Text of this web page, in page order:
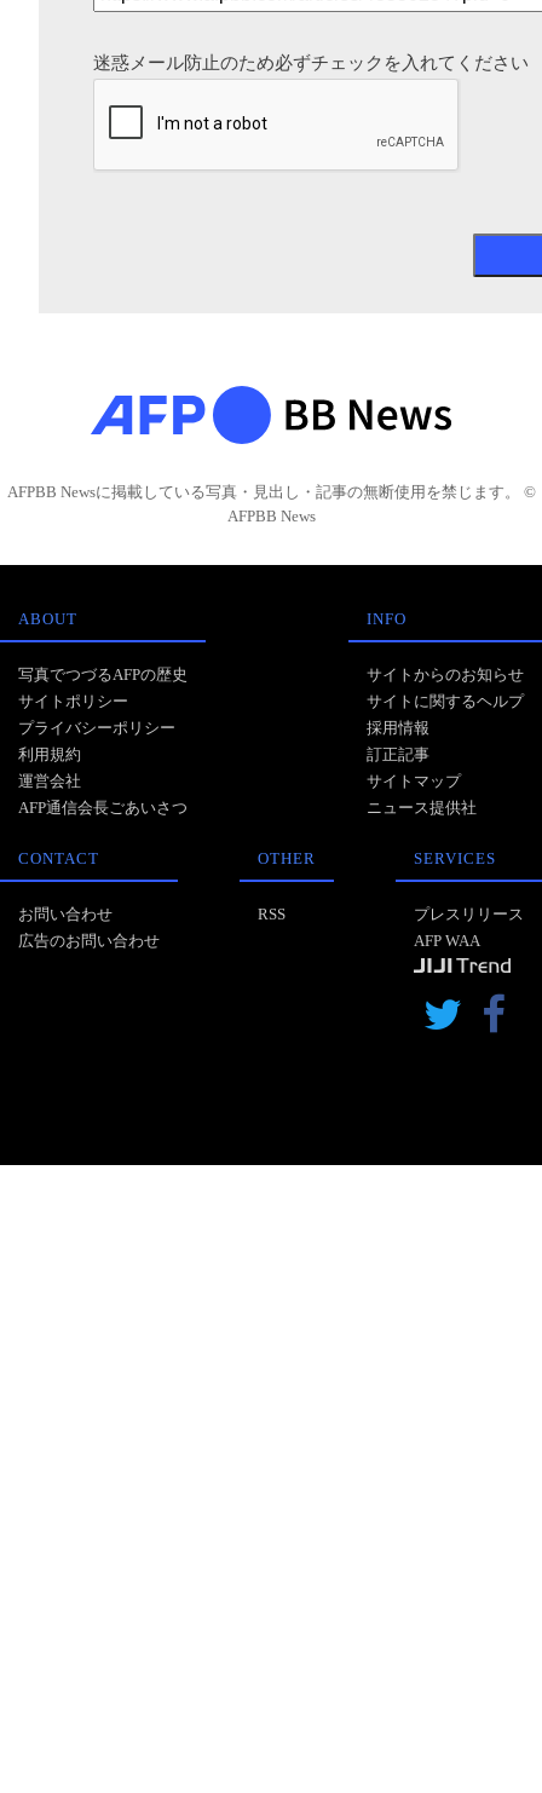
迷惑メール防止のため必ずチェックを入れてください
AFPBB Newsに掲載している写真・見出し・記事の無断使用を禁じます。 ©
AFPBB News
ABOUT
写真でつづるAFPの歴史
サイトポリシー
プライバシーポリシー
利用規約
運営会社
AFP通信会長ごあいさつ
INFO
サイトからのお知らせ
サイトに関するヘルプ
採用情報
訂正記事
サイトマップ
ニュース提供社
CONTACT
お問い合わせ
広告のお問い合わせ
OTHER
RSS
SERVICES
プレスリリース
AFP WAA